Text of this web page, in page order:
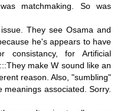
matchmaking. So was
They see Osama and
he's appears to have
consistancy, for Artificial
make W sound like an
reason. Also, "sumbling"
associated. Sorry.